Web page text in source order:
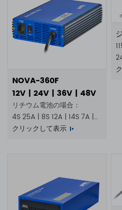
NOVA-360F
12V | 24V | 36V | 48V
リチウム電池の場合：
4S 25A | 8S 12A | 14S 7A |
16S 5A
クリックして表示